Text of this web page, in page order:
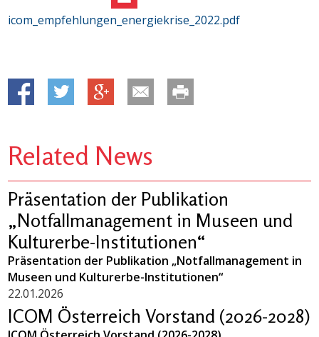
icom_empfehlungen_energiekrise_2022.pdf
Related News
Präsentation der Publikation
„Notfallmanagement in Museen und
Kulturerbe-Institutionen“
Präsentation der Publikation „Notfallmanagement in
Museen und Kulturerbe-Institutionen“
22.01.2026
ICOM Österreich Vorstand (2026-2028)